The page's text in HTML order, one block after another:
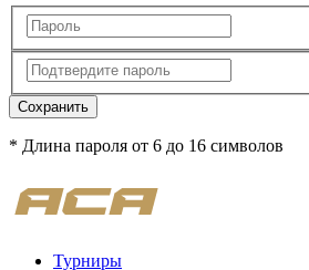
Сохранить
* Длина пароля от 6 до 16 символов
Турниры